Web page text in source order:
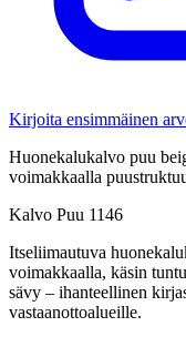
Kirjoita ensimmäinen
Huonekalukalvo puu
voimakkaalla
Kalvo Puu 1146
Itseliimautuva
voimakkaalla, käsin
sävy – ihanteellinen
vastaanottoalueille.